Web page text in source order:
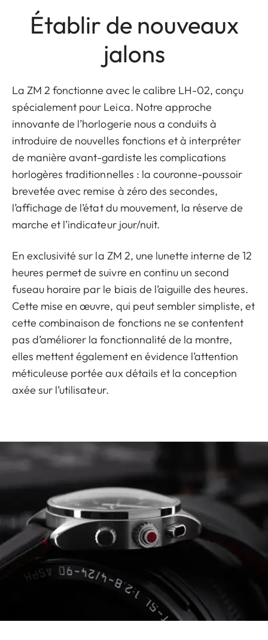
Établir de nouveaux
jalons
La ZM 2 fonctionne avec le calibre LH-02, conçu
spécialement pour Leica. Notre approche
innovante de l’horlogerie nous a conduits à
introduire de nouvelles fonctions et à interpréter
de manière avant-gardiste les complications
horlogères traditionnelles : la couronne-poussoir
brevetée avec remise à zéro des secondes,
l’affichage de l’état du mouvement, la réserve de
marche et l’indicateur jour/nuit.
En exclusivité sur la ZM 2, une lunette interne de 12
heures permet de suivre en continu un second
fuseau horaire par le biais de l’aiguille des heures.
Cette mise en œuvre, qui peut sembler simpliste, et
cette combinaison de fonctions ne se contentent
pas d’améliorer la fonctionnalité de la montre,
elles mettent également en évidence l’attention
méticuleuse portée aux détails et la conception
axée sur l’utilisateur.